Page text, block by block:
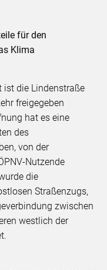
für den
Klima
ist die Lindenstraße
freigegeben
hat es eine
des
von der
Nutzende
die
Straßenzugs,
zwischen
westlich der